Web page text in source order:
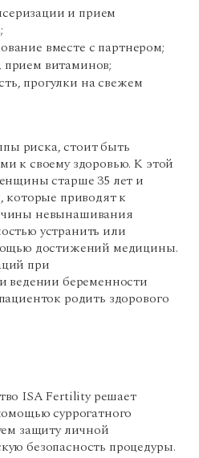
и прием
вместе с партнером;
прием витаминов;
прогулки на свежем
риска, стоит быть
к своему здоровью. К этой
старше 35 лет и
которые приводят к
невынашивания
устранить или
достижений медицины.
при
ведении беременности
родить здорового
ISA Fertility решает
суррогатного
защиту личной
безопасность процедуры.